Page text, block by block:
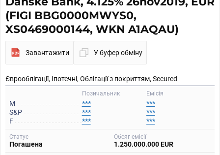
(FIGI BBG0000MWYS0,
XS0469000144, WKN A1AQAU)
Завантажити У буфер обміну
Єврооблігації, Іпотечні, Облігації з покриттям, Secured
Емісія
Позичальник
M ***
***
S&P
***
***
F
***
***
Статус
Погашена
Обсяг емісії
1.250.000.000 EUR